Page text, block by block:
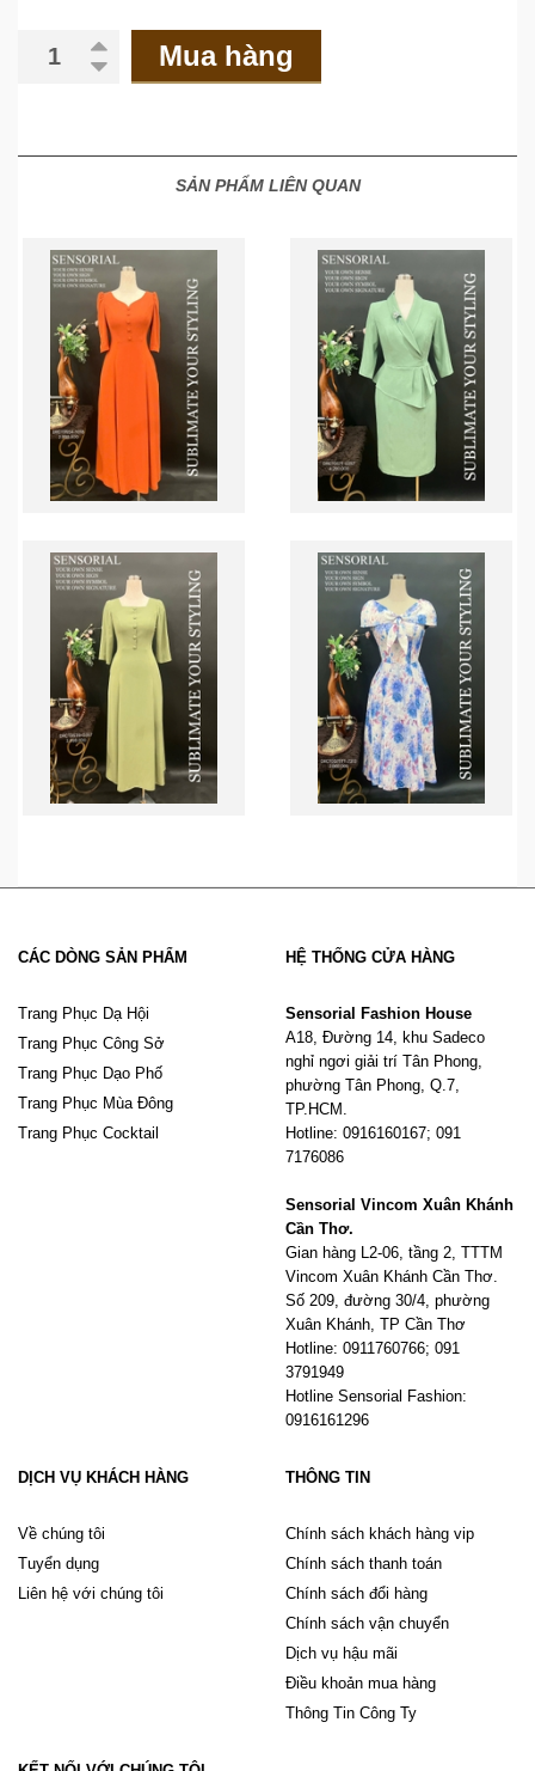
Mua hàng
SẢN PHẨM LIÊN QUAN
CÁC DÒNG SẢN PHẨM
Trang Phục Dạ Hội
Trang Phục Công Sở
Trang Phục Dạo Phố
Trang Phục Mùa Đông
Trang Phục Cocktail
HỆ THỐNG CỬA HÀNG
Sensorial Fashion House
A18, Đường 14, khu Sadeco
nghỉ ngơi giải trí Tân Phong,
phường Tân Phong, Q.7,
TP.HCM.
Hotline: 0916160167; 091
7176086
Sensorial Vincom Xuân Khánh
Cần Thơ.
Gian hàng L2-06, tầng 2, TTTM
Vincom Xuân Khánh Cần Thơ.
Số 209, đường 30/4, phường
Xuân Khánh, TP Cần Thơ
Hotline: 0911760766; 091
3791949
Hotline Sensorial Fashion:
0916161296
DỊCH VỤ KHÁCH HÀNG
Về chúng tôi
Tuyển dụng
Liên hệ với chúng tôi
THÔNG TIN
Chính sách khách hàng vip
Chính sách thanh toán
Chính sách đổi hàng
Chính sách vận chuyển
Dịch vụ hậu mãi
Điều khoản mua hàng
Thông Tin Công Ty